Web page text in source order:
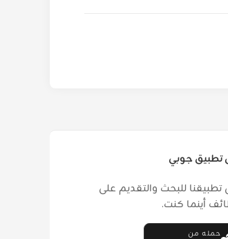
جوبي
للبحث والتقديم على
أينما كنت.
حمله من